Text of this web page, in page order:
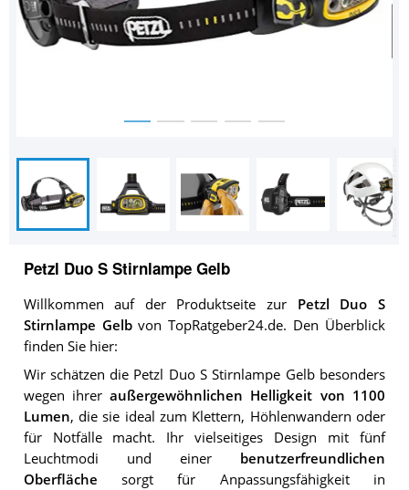
Petzl Duo S Stirnlampe Gelb
Willkommen auf der Produktseite zur Petzl Duo S
Stirnlampe Gelbvon TopRatgeber24.de. Den Überblick
finden Sie hier:
Wir schätzen die Petzl Duo S Stirnlampe Gelb besonders
wegen ihreraußergewöhnlichen Helligkeit von 1100
Lumen, die sie ideal zum Klettern, Höhlenwandern oder
für Notfälle macht. Ihr vielseitiges Design mit fünf
Leuchtmodi und einer benutzerfreundlichen
Oberfläche sorgt für Anpassungsfähigkeit in